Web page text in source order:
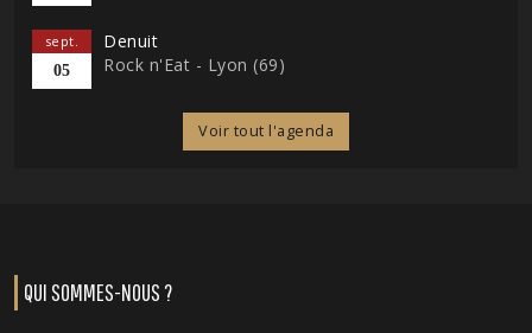
sept.
05
Denuit
Rock n'Eat - Lyon (69)
Voir tout l'agenda
QUI SOMMES-NOUS ?